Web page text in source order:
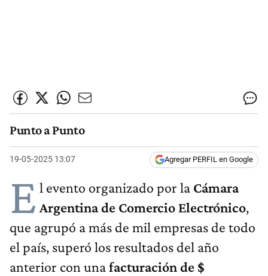
Punto a Punto
19-05-2025 13:07 Agregar PERFIL en Google
E l evento organizado por la Cámara
Argentina de Comercio Electrónico,
que agrupó a más de mil empresas de todo
el país, superó los resultados del año
anterior con unafacturación de $